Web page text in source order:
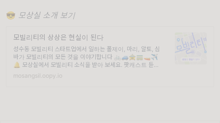
😎 모상실 소개 보기
모빌리티의 상상은 현실이 된다
성수동 모빌리티 스타트업에서 일하는 폴제이, 마리, 알토, 심
바가 모빌리티의 모든 것을 이야기합니다 🚲🚙🚖🚃🚤✈️
🔔 모상실에서 모빌리티 소식을 받아 보세요. 팟캐스트 듣기
mosangsil.oopy.io